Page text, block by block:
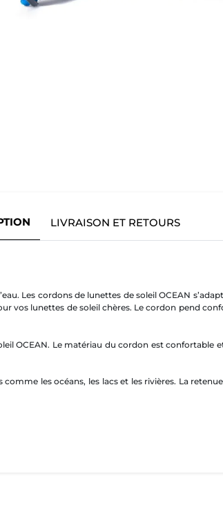
LIVRAISON ET RETOURS
Les cordons de lunettes de soleil OCEAN
vos lunettes de soleil chères. Le cordon pend
OCEAN. Le matériau du cordon est confortable
les océans, les lacs et les rivières. La